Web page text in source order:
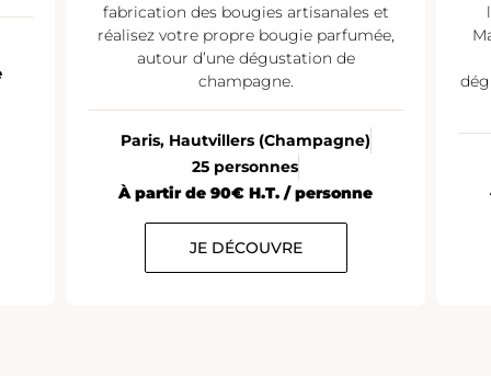
fabrication des bougies artisanales et
réalisez votre propre bougie parfumée,
autour d’une dégustation de
champagne.
Paris, Hautvillers (Champagne)
25 personnes
À partir de 90€ H.T. / personne
JE DÉCOUVRE